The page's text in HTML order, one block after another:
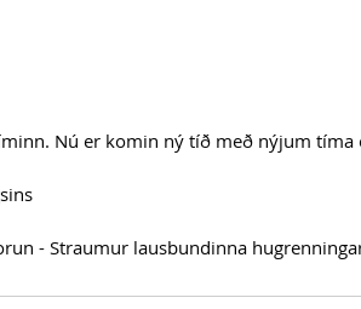
Nú er komin ný tíð með nýjum tíma
- Straumur lausbundinna